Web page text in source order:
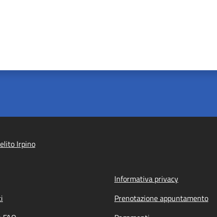
Irpino
Informativa privacy
Prenotazione appuntamento